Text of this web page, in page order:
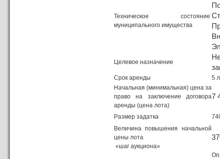
Техническое состояние
муниципального имущества
Целевое назначение
Срок аренды
5
Начальная (минимальная) цена за
право на заключение договора
аренды (цена лота)
7
Размер задатка
Величина повышения начальной
цены лота
«шаг аукциона»